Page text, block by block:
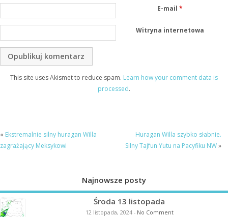
E-mail *
Witryna internetowa
This site uses Akismet to reduce spam. Learn how your comment data is
processed.
« Ekstremalnie silny huragan Willa
zagrażający Meksykowi
Huragan Willa szybko słabnie.
Silny Tajfun Yutu na Pacyfiku NW»
Najnowsze posty
Środa 13 listopada
12 listopada, 2024- No Comment